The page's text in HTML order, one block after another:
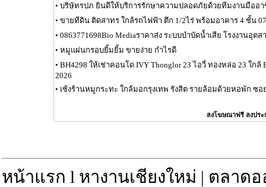
• บริษัทรปภ ยินดีให้บริการรักษาความปลอดภัยด้วยทีมงานมืออ
• ขายทีดิน ติดสาทร ใกล้รถไฟฟ้า ตึก 1/2ไร่ พร้อมอาคาร 4 ชั้น
• 0863771698Bio Mediaราคาส่ง ระบบบำบัดน้ำเสีย โรงงานอุต
• หมูแผ่นกรอบยิ้มยิ้ม ขายง่าย กำไรดี
• BH4298 ให้เช่าคอนโด IVY Thonglor 23 ไอวี่ ทองหล่อ 23 ใกล้
2026
• เซ้งร้านหมูกระทะ ใกล้มอกรุงเทพ รังสิต รายล้อมด้วยหอพัก ซอ
ลงโฆษณาฟรี ลงประ
หน้าแรก l หางานเชียงใหม่ | ตลาด